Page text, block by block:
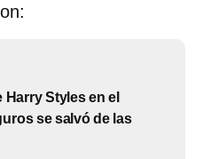
Harry Styles en el
se salvó de las